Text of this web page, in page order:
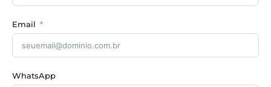
Email
WhatsApp